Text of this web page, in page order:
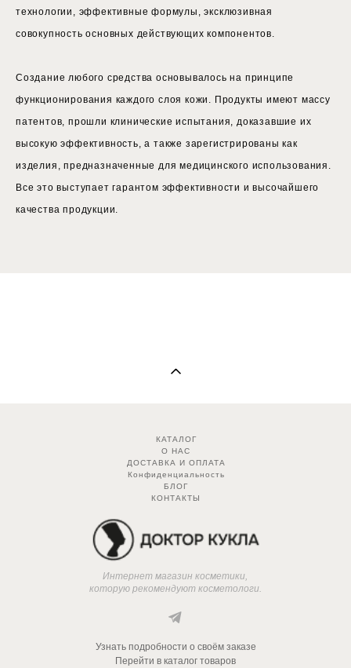
технологии, эффективные формулы, эксклюзивная
совокупность основных действующих компонентов.
Создание любого средства основывалось на принципе
функционирования каждого слоя кожи. Продукты имеют массу
патентов, прошли клинические испытания, доказавшие их
высокую эффективность, а также зарегистрированы как
изделия, предназначенные для медицинского использования.
Все это выступает гарантом эффективности и высочайшего
качества продукции.
КАТАЛОГ
О НАС
ДОСТАВКА И ОПЛАТА
Конфиденциальность
БЛОГ
КОНТАКТЫ
Интернет магазин косметики,
которую рекомендуют косметологи.
Узнать подробности о своём заказе
Перейти в каталог товаров